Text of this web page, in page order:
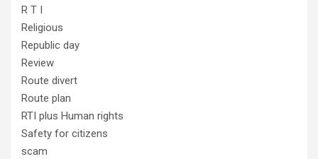
R T I
Religious
Republic day
Review
Route divert
Route plan
RTI plus Human rights
Safety for citizens
scam